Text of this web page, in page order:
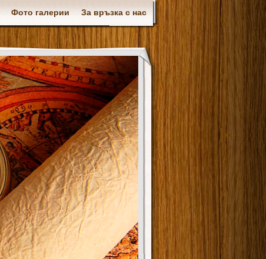
Фото галерии За връзка с нас